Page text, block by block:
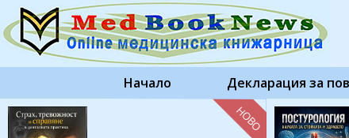
Начало Декларация за
НОВО